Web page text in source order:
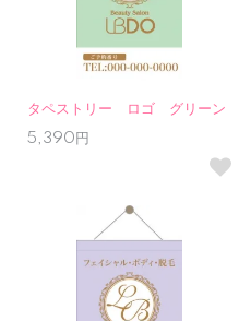
タペストリー ロゴ グリーン
5,390円